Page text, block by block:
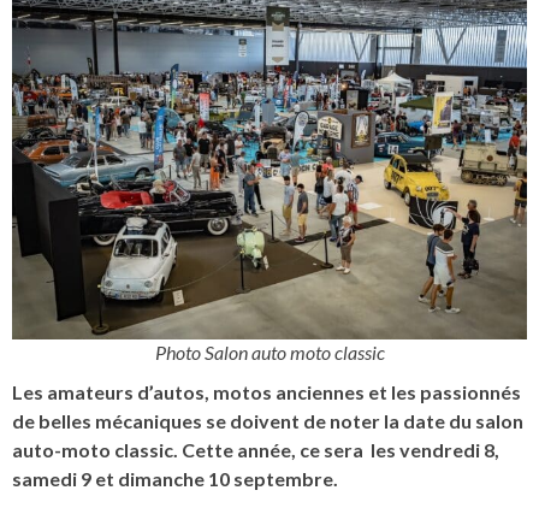
Photo Salon auto moto classic
Les amateurs d’autos, motos anciennes et les passionnés
de belles mécaniques se doivent de noter la date du salon
auto-moto classic. Cette année, ce sera les vendredi 8,
samedi 9 et dimanche 10 septembre.